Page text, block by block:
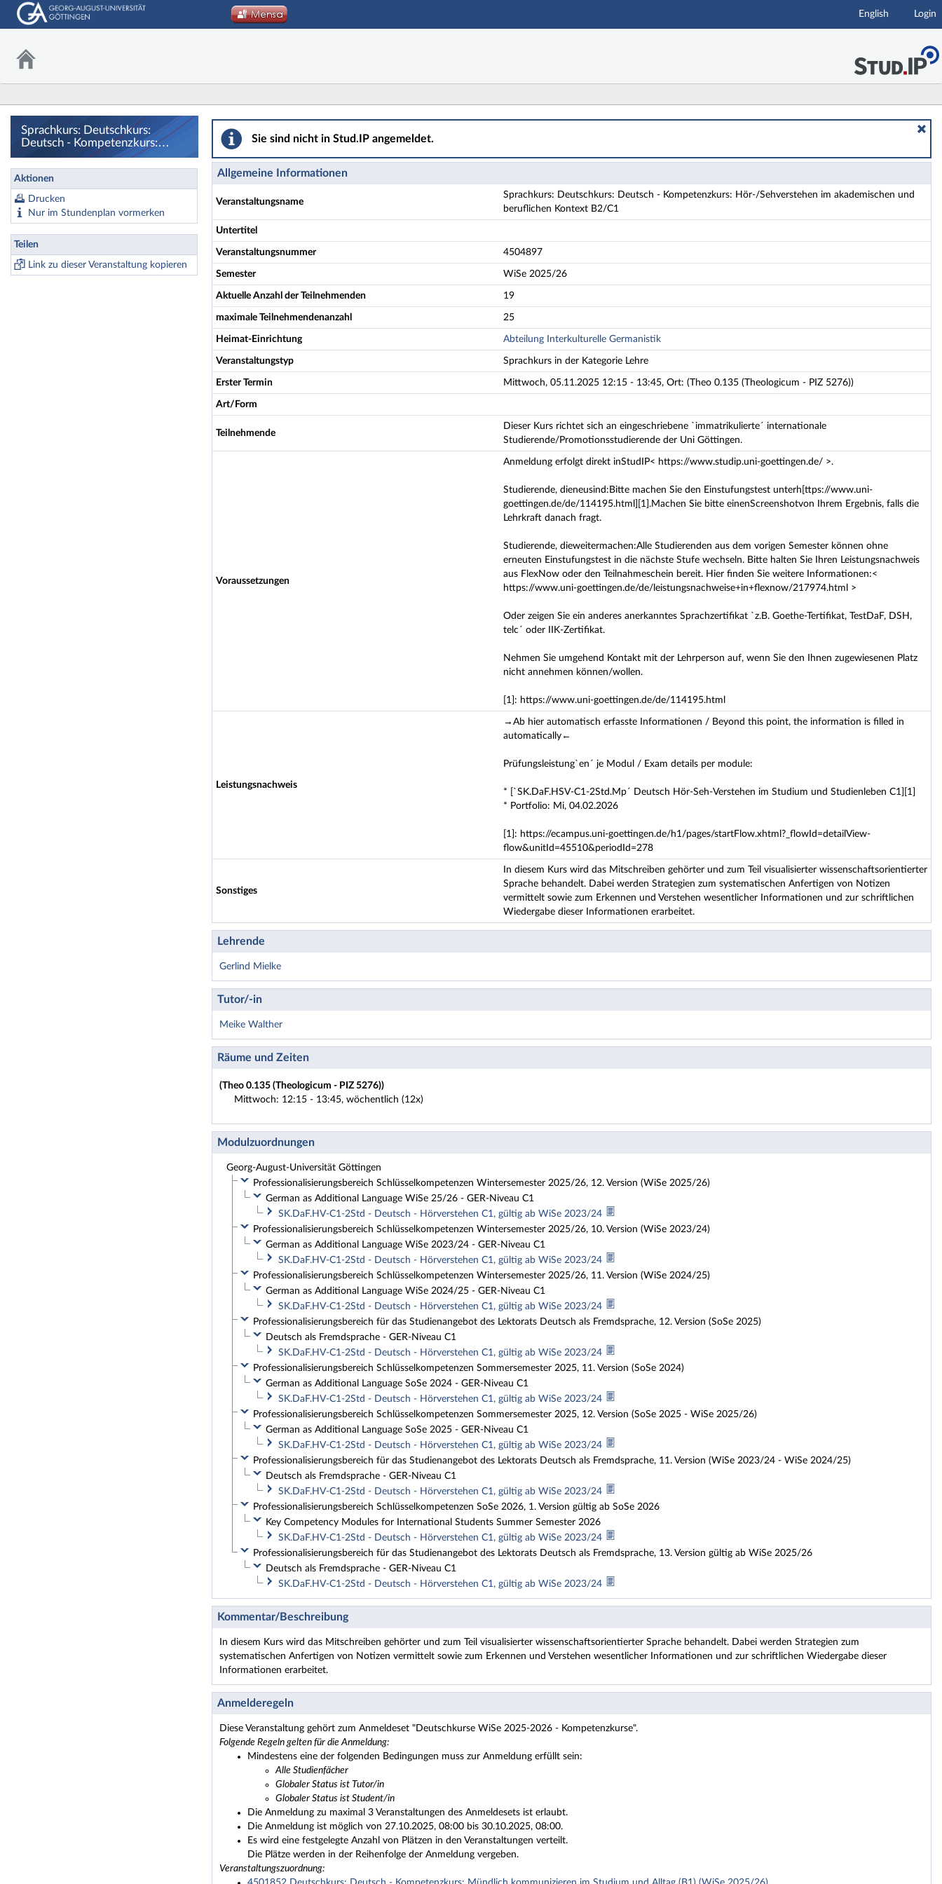
Hauptnavigation
English Login
Sprachkurs: Deutschkurs:
Deutsch - Kompetenzkurs:
Hör-/Sehverstehen im
akademischen und beruflichen
Kontext B2/C1 - Details
Aktionen
Drucken
Nur im Stundenplan vormerken
Teilen
Link zu dieser Veranstaltung kopieren
Sprachkurs: Deutschkurs: Deutsch - Kompetenzkurs: Hör-/Sehverstehen im akademischen und beruflichen Kontext B2/C1 -
Sie sind nicht in Stud.IP angemeldet.
Allgemeine Informationen
Veranstaltungsname
Sprachkurs: Deutschkurs: Deutsch - Kompetenzkurs: Hör-/Sehverstehen im akademischen und
beruflichen Kontext B2/C1
Untertitel
Veranstaltungsnummer 4504897
Semester WiSe 2025/26
Aktuelle Anzahl der Teilnehmenden 19
maximale Teilnehmendenanzahl 25
Heimat-Einrichtung Abteilung Interkulturelle Germanistik
Veranstaltungstyp Sprachkurs in der Kategorie Lehre
Erster Termin Mittwoch, 05.11.2025 12:15 - 13:45, Ort: (Theo 0.135 (Theologicum - PIZ 5276))
Art/Form
Teilnehmende
Dieser Kurs richtet sich an eingeschriebene `immatrikulierte´ internationale
Studierende/Promotionsstudierende der Uni Göttingen.
Voraussetzungen
Anmeldung erfolgt direkt inStudIP< https://www.studip.uni-goettingen.de/ >.
Studierende, dieneusind:Bitte machen Sie den Einstufungstest unterh[ttps://www.uni-
goettingen.de/de/114195.html][1].Machen Sie bitte einenScreenshotvon Ihrem Ergebnis, falls die
Lehrkraft danach fragt.
Studierende, dieweitermachen:Alle Studierenden aus dem vorigen Semester können ohne
erneuten Einstufungstest in die nächste Stufe wechseln. Bitte halten Sie Ihren Leistungsnachweis
aus FlexNow oder den Teilnahmeschein bereit. Hier finden Sie weitere Informationen:<
https://www.uni-goettingen.de/de/leistungsnachweise+in+flexnow/217974.html >
Oder zeigen Sie ein anderes anerkanntes Sprachzertifikat `z.B. Goethe-Tertifikat, TestDaF, DSH,
telc´ oder IIK-Zertifikat.
Nehmen Sie umgehend Kontakt mit der Lehrperson auf, wenn Sie den Ihnen zugewiesenen Platz
nicht annehmen können/wollen.
[1]: https://www.uni-goettingen.de/de/114195.html
Leistungsnachweis
→Ab hier automatisch erfasste Informationen / Beyond this point, the information is filled in
automatically←
Prüfungsleistung`en´ je Modul / Exam details per module:
* [`SK.DaF.HSV-C1-2Std.Mp´ Deutsch Hör-Seh-Verstehen im Studium und Studienleben C1][1]
* Portfolio: Mi, 04.02.2026
[1]: https://ecampus.uni-goettingen.de/h1/pages/startFlow.xhtml?_flowId=detailView-
flow&unitId=45510&periodId=278
Sonstiges
In diesem Kurs wird das Mitschreiben gehörter und zum Teil visualisierter wissenschaftsorientierter
Sprache behandelt. Dabei werden Strategien zum systematischen Anfertigen von Notizen
vermittelt sowie zum Erkennen und Verstehen wesentlicher Informationen und zur schriftlichen
Wiedergabe dieser Informationen erarbeitet.
Lehrende
Gerlind Mielke
Tutor/-in
Meike Walther
Räume und Zeiten
(Theo 0.135 (Theologicum - PIZ 5276))
Mittwoch: 12:15 - 13:45, wöchentlich (12x)
Modulzuordnungen
Georg-August-Universität Göttingen
Professionalisierungsbereich Schlüsselkompetenzen Wintersemester 2025/26, 12. Version (WiSe 2025/26)
German as Additional Language WiSe 25/26 - GER-Niveau C1
SK.DaF.HV-C1-2Std - Deutsch - Hörverstehen C1, gültig ab WiSe 2023/24
Professionalisierungsbereich Schlüsselkompetenzen Wintersemester 2025/26, 10. Version (WiSe 2023/24)
German as Additional Language WiSe 2023/24 - GER-Niveau C1
SK.DaF.HV-C1-2Std - Deutsch - Hörverstehen C1, gültig ab WiSe 2023/24
Professionalisierungsbereich Schlüsselkompetenzen Wintersemester 2025/26, 11. Version (WiSe 2024/25)
German as Additional Language WiSe 2024/25 - GER-Niveau C1
SK.DaF.HV-C1-2Std - Deutsch - Hörverstehen C1, gültig ab WiSe 2023/24
Professionalisierungsbereich für das Studienangebot des Lektorats Deutsch als Fremdsprache, 12. Version (SoSe 2025)
Deutsch als Fremdsprache - GER-Niveau C1
SK.DaF.HV-C1-2Std - Deutsch - Hörverstehen C1, gültig ab WiSe 2023/24
Professionalisierungsbereich Schlüsselkompetenzen Sommersemester 2025, 11. Version (SoSe 2024)
German as Additional Language SoSe 2024 - GER-Niveau C1
SK.DaF.HV-C1-2Std - Deutsch - Hörverstehen C1, gültig ab WiSe 2023/24
Professionalisierungsbereich Schlüsselkompetenzen Sommersemester 2025, 12. Version (SoSe 2025 - WiSe 2025/26)
German as Additional Language SoSe 2025 - GER-Niveau C1
SK.DaF.HV-C1-2Std - Deutsch - Hörverstehen C1, gültig ab WiSe 2023/24
Professionalisierungsbereich für das Studienangebot des Lektorats Deutsch als Fremdsprache, 11. Version (WiSe 2023/24 - WiSe 2024/25)
Deutsch als Fremdsprache - GER-Niveau C1
SK.DaF.HV-C1-2Std - Deutsch - Hörverstehen C1, gültig ab WiSe 2023/24
Professionalisierungsbereich Schlüsselkompetenzen SoSe 2026, 1. Version gültig ab SoSe 2026
Key Competency Modules for International Students Summer Semester 2026
SK.DaF.HV-C1-2Std - Deutsch - Hörverstehen C1, gültig ab WiSe 2023/24
Professionalisierungsbereich für das Studienangebot des Lektorats Deutsch als Fremdsprache, 13. Version gültig ab WiSe 2025/26
Deutsch als Fremdsprache - GER-Niveau C1
SK.DaF.HV-C1-2Std - Deutsch - Hörverstehen C1, gültig ab WiSe 2023/24
Kommentar/Beschreibung
In diesem Kurs wird das Mitschreiben gehörter und zum Teil visualisierter wissenschaftsorientierter Sprache behandelt. Dabei werden Strategien zum
systematischen Anfertigen von Notizen vermittelt sowie zum Erkennen und Verstehen wesentlicher Informationen und zur schriftlichen Wiedergabe dieser
Informationen erarbeitet.
Anmelderegeln
Diese Veranstaltung gehört zum Anmeldeset "Deutschkurse WiSe 2025-2026 - Kompetenzkurse".
Folgende Regeln gelten für die Anmeldung:
Mindestens eine der folgenden Bedingungen muss zur Anmeldung erfüllt sein:
Alle Studienfächer
Globaler Status ist Tutor/in
Globaler Status ist Student/in
Die Anmeldung zu maximal 3 Veranstaltungen des Anmeldesets ist erlaubt.
Die Anmeldung ist möglich von 27.10.2025, 08:00 bis 30.10.2025, 08:00.
Es wird eine festgelegte Anzahl von Plätzen in den Veranstaltungen verteilt.
Die Plätze werden in der Reihenfolge der Anmeldung vergeben.
Veranstaltungszuordnung: